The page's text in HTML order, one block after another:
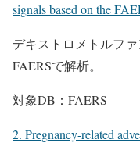
signals based on the
デキストロメトルフ
FAERSで解析。
対象DB：FAERS
2. Pregnancy-related